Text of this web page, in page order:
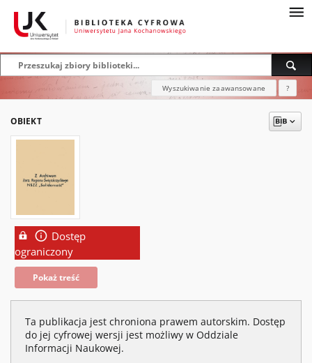
Wyszukiwanie zaawansowane ?
OBIEKT
Dostęp
ograniczony
Pokaż treść
Ta publikacja jest chroniona prawem autorskim. Dostęp
do jej cyfrowej wersji jest możliwy w Oddziale
Informacji Naukowej.